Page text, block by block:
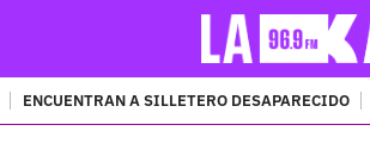
ENCUENTRAN A SILLETERO DESAPARECIDO